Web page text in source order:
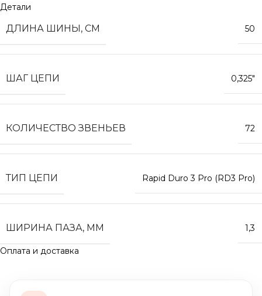
Детали
ДЛИНА ШИНЫ, СМ 50
ШАГ ЦЕПИ 0,325″
КОЛИЧЕСТВО ЗВЕНЬЕВ 72
ТИП ЦЕПИ Rapid Duro 3 Pro (RD3 Pro)
ШИРИНА ПАЗА, ММ 1,3
Оплата и доставка